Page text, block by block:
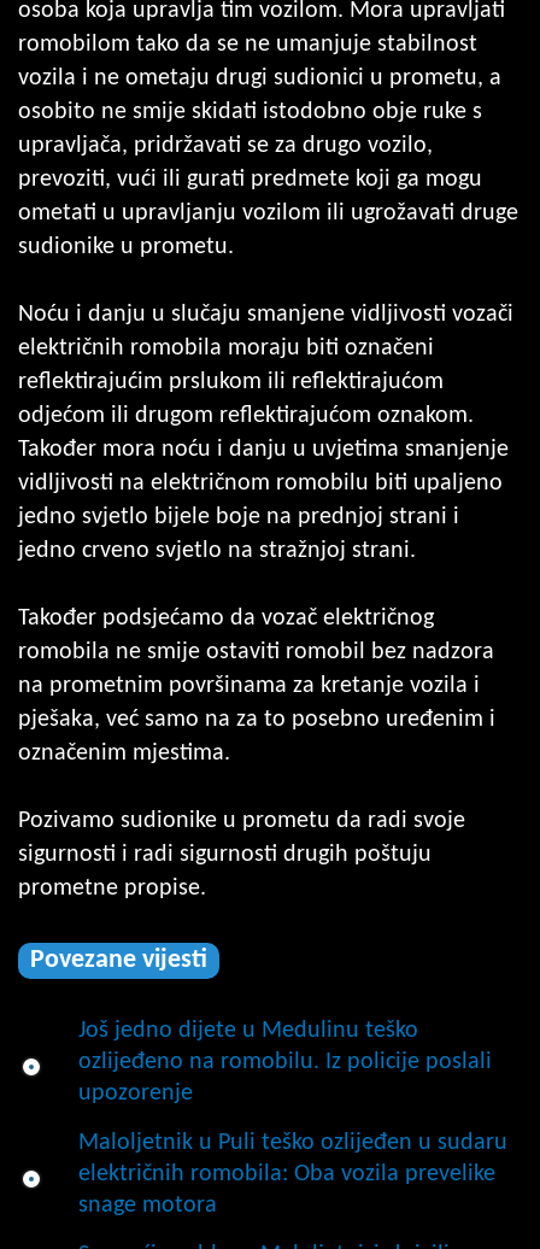
osoba koja upravlja tim vozilom. Mora upravljati
romobilom tako da se ne umanjuje stabilnost
vozila i ne ometaju drugi sudionici u prometu, a
osobito ne smije skidati istodobno obje ruke s
upravljača, pridržavati se za drugo vozilo,
prevoziti, vući ili gurati predmete koji ga mogu
ometati u upravljanju vozilom ili ugrožavati druge
sudionike u prometu.
Noću i danju u slučaju smanjene vidljivosti vozači
električnih romobila moraju biti označeni
reflektirajućim prslukom ili reflektirajućom
odjećom ili drugom reflektirajućom oznakom.
Također mora noću i danju u uvjetima smanjenje
vidljivosti na električnom romobilu biti upaljeno
jedno svjetlo bijele boje na prednjoj strani i
jedno crveno svjetlo na stražnjoj strani.
Također podsjećamo da vozač električnog
romobila ne smije ostaviti romobil bez nadzora
na prometnim površinama za kretanje vozila i
pješaka, već samo na za to posebno uređenim i
označenim mjestima.
Pozivamo sudionike u prometu da radi svoje
sigurnosti i radi sigurnosti drugih poštuju
prometne propise.
Povezane vijesti
Još jedno dijete u Medulinu teško
ozlijeđeno na romobilu. Iz policije poslali
upozorenje
Maloljetnik u Puli teško ozlijeđen u sudaru
električnih romobila: Oba vozila prevelike
snage motora